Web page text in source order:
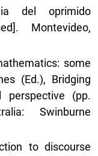
del oprimido
Montevideo,
some
(Ed.), Bridging
perspective (pp.
Swinburne
to discourse